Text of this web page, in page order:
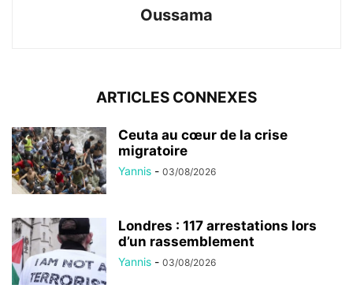
Oussama
ARTICLES CONNEXES
Ceuta au cœur de la crise
migratoire
Yannis - 03/08/2026
Londres : 117 arrestations lors
d’un rassemblement
Yannis - 03/08/2026